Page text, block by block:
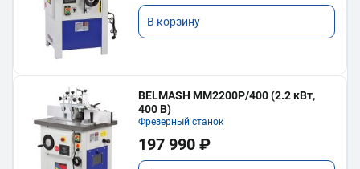
В корзину
BELMASH MM2200P/400 (2.2 кВт,
400 В)
Фрезерный станок
197 990 ₽